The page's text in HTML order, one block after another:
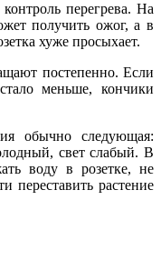
перегрева. На
получить ожог, а в
хуже просыхает.
постепенно. Если
меньше, кончики
обычно следующая:
свет слабый. В
воду в розетке, не
переставить растение